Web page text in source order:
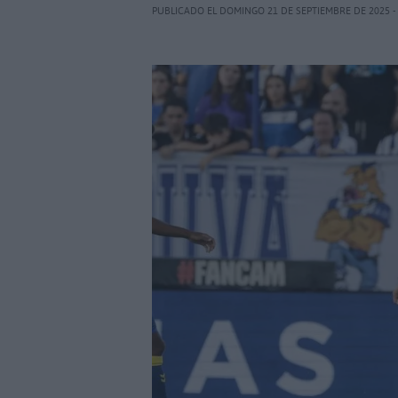
PUBLICADO EL DOMINGO 21 DE SEPTIEMBRE DE 2025